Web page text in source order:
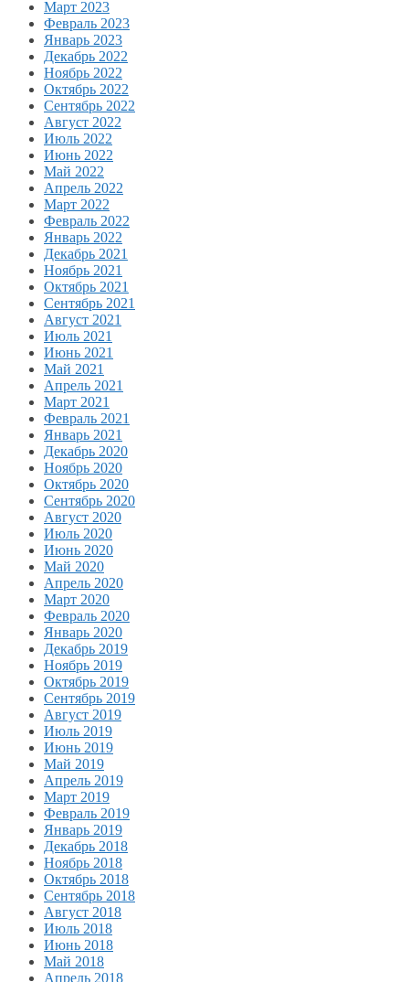
Март 2023
Февраль 2023
Январь 2023
Декабрь 2022
Ноябрь 2022
Октябрь 2022
Сентябрь 2022
Август 2022
Июль 2022
Июнь 2022
Май 2022
Апрель 2022
Март 2022
Февраль 2022
Январь 2022
Декабрь 2021
Ноябрь 2021
Октябрь 2021
Сентябрь 2021
Август 2021
Июль 2021
Июнь 2021
Май 2021
Апрель 2021
Март 2021
Февраль 2021
Январь 2021
Декабрь 2020
Ноябрь 2020
Октябрь 2020
Сентябрь 2020
Август 2020
Июль 2020
Июнь 2020
Май 2020
Апрель 2020
Март 2020
Февраль 2020
Январь 2020
Декабрь 2019
Ноябрь 2019
Октябрь 2019
Сентябрь 2019
Август 2019
Июль 2019
Июнь 2019
Май 2019
Апрель 2019
Март 2019
Февраль 2019
Январь 2019
Декабрь 2018
Ноябрь 2018
Октябрь 2018
Сентябрь 2018
Август 2018
Июль 2018
Июнь 2018
Май 2018
Апрель 2018